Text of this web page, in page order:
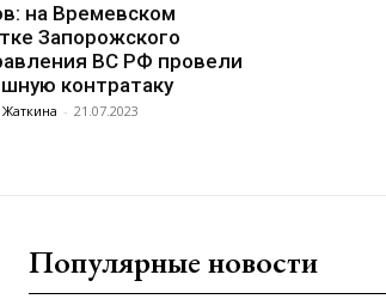
на Времевском
Запорожского
ВС РФ провели
контратаку
- 21.07.2023
Популярные новости